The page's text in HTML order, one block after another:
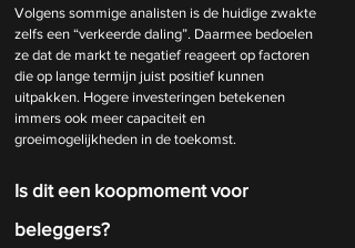
Volgens sommige analisten is de huidige zwakte
zelfs een “verkeerde daling”. Daarmee bedoelen
ze dat de markt te negatief reageert op factoren
die op lange termijn juist positief kunnen
uitpakken. Hogere investeringen betekenen
immers ook meer capaciteit en
groeimogelijkheden in de toekomst.
Is dit een koopmoment voor
beleggers?